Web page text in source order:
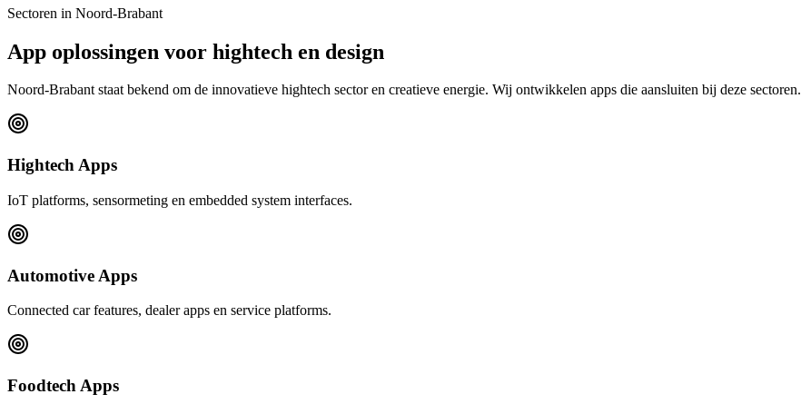
Sectoren in Noord-Brabant
App oplossingen voor hightech en design
Noord-Brabant staat bekend om de innovatieve hightech sector en creatieve energie. Wij ontwikkelen apps die aansluiten bij deze sectoren.
Hightech Apps
IoT platforms, sensormeting en embedded system interfaces.
Automotive Apps
Connected car features, dealer apps en service platforms.
Foodtech Apps